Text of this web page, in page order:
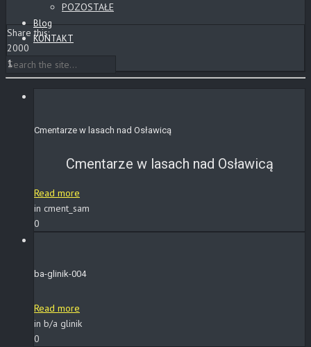
POZOSTAŁE
Blog
KONTAKT
Share this:
2000
1
Cmentarze w lasach nad Osławicą
Cmentarze w lasach nad Osławicą
Read more
in cment_sam
0
ba-glinik-004
Read more
in b/a glinik
0